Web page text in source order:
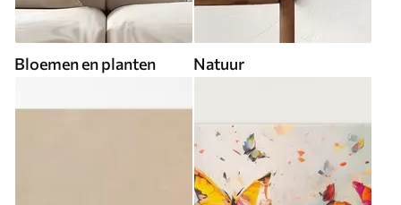
Bloemen en planten Natuur